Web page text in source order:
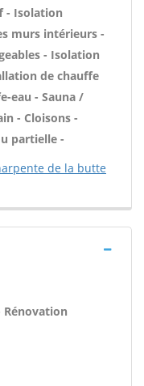
- Isolation
murs intérieurs -
- Isolation
de chauffe
eau - Sauna /
- Cloisons -
partielle -
de la butte
Rénovation